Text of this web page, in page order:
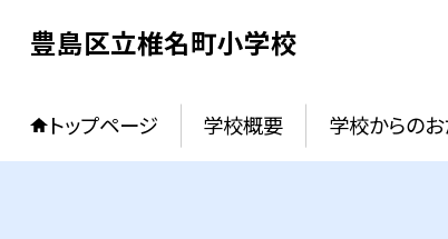
豊島区立椎名町小学校
トップページ 学校概要 学校からのお